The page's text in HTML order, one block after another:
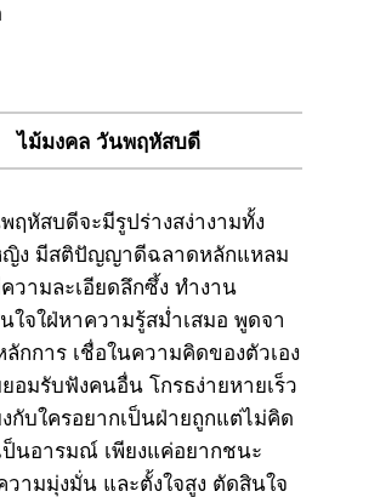
ไม้มงคล วันพฤหัสบดี
ฤหัสบดีจะมีรูปร่างสง่างามทั้ง
ญิง มีสติปัญญาดีฉลาดหลักแหลม
วามละเอียดลึกซึ้ง ทำงาน
ใจใฝ่หาความรู้สม่ำเสมอ พูดจา
กการ เชื่อในความคิดของตัวเอง
อมรับฟังคนอื่น โกรธง่ายหายเร็ว
งกับใครอยากเป็นฝ่ายถูกแต่ไม่คิด
ป็นอารมณ์ เพียงแค่อยากชนะ
วามมุ่งมั่น และตั้งใจสูง ตัดสินใจ